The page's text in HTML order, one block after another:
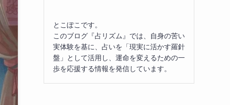
とこぽこです。
このブログ『占リズム』では、自身の苦い
実体験を基に、占いを「現実に活かす羅針
盤」として活用し、運命を変えるための一
歩を応援する情報を発信しています。